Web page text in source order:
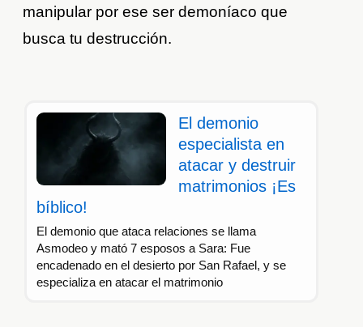
manipular por ese ser demoníaco que
busca tu destrucción.
El demonio
especialista en
atacar y destruir
matrimonios ¡Es
bíblico!
El demonio que ataca relaciones se llama
Asmodeo y mató 7 esposos a Sara: Fue
encadenado en el desierto por San Rafael, y se
especializa en atacar el matrimonio